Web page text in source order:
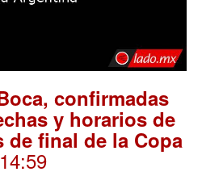
confirmadas
y horarios de
de final de la Copa